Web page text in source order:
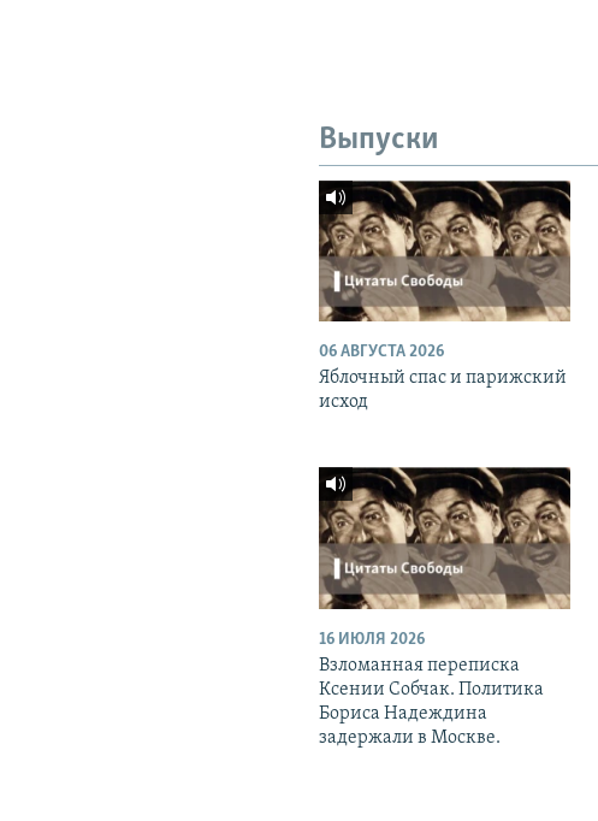
Выпуски
06 АВГУСТА 2026
Яблочный спас и парижский
исход
16 ИЮЛЯ 2026
Взломанная переписка
Ксении Собчак. Политика
Бориса Надеждина
задержали в Москве.